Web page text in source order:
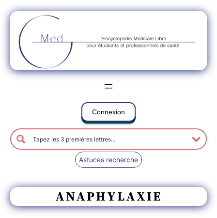
Connexion
Astuces recherche
ANAPHYLAXIE